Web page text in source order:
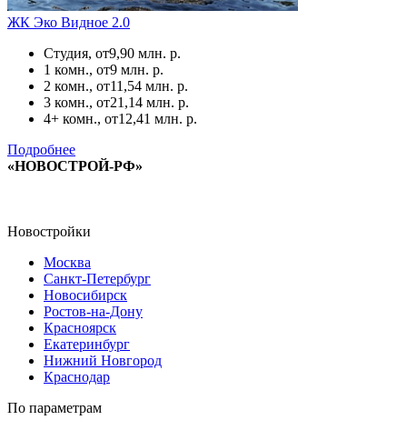
ЖК Эко Видное 2.0
Студия, от9,90 млн. р.
1 комн., от9 млн. р.
2 комн., от11,54 млн. р.
3 комн., от21,14 млн. р.
4+ комн., от12,41 млн. р.
Подробнее
«НОВОСТРОЙ-РФ»
Новостройки
Москва
Санкт-Петербург
Новосибирск
Ростов-на-Дону
Красноярск
Екатеринбург
Нижний Новгород
Краснодар
По параметрам